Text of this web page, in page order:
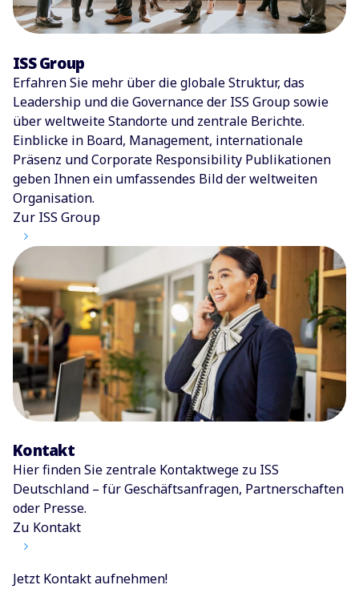
ISS Group
Erfahren Sie mehr über die globale Struktur, das
Leadership und die Governance der ISS Group sowie
über weltweite Standorte und zentrale Berichte.
Einblicke in Board, Management, internationale
Präsenz und Corporate Responsibility Publikationen
geben Ihnen ein umfassendes Bild der weltweiten
Organisation.
Zur ISS Group
Kontakt
Hier finden Sie zentrale Kontaktwege zu ISS
Deutschland – für Geschäfts­anfragen, Partnerschaften
oder Presse.
Zu Kontakt
Jetzt Kontakt aufnehmen!